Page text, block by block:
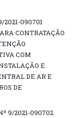
2021-090701
CONTRATAÇÃO
COM
E
DE AR E
DE
9/2021-090702